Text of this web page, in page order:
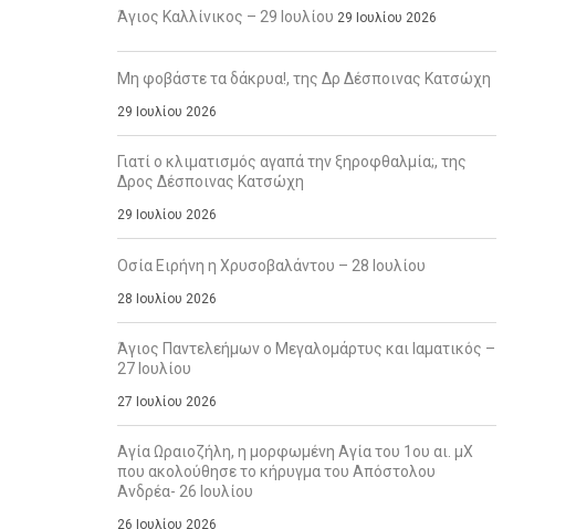
Άγιος Καλλίνικος – 29 Ιουλίου 29 Ιουλίου 2026
Μη φοβάστε τα δάκρυα!, της Δρ Δέσποινας Κατσώχη
29 Ιουλίου 2026
Γιατί ο κλιματισμός αγαπά την ξηροφθαλμία;, της
Δρος Δέσποινας Κατσώχη
29 Ιουλίου 2026
Οσία Ειρήνη η Χρυσοβαλάντου – 28 Ιουλίου
28 Ιουλίου 2026
Άγιος Παντελεήμων ο Μεγαλομάρτυς και Ιαματικός –
27 Ιουλίου
27 Ιουλίου 2026
Αγία Ωραιοζήλη, η μορφωμένη Αγία του 1ου αι. μΧ
που ακολούθησε το κήρυγμα του Απόστολου
Ανδρέα- 26 Ιουλίου
26 Ιουλίου 2026